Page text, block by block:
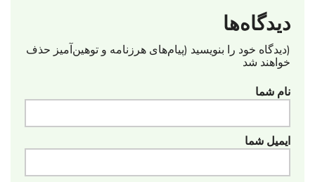
دیدگاه‌ها
(دیدگاه خود را بنویسید (پیام‌های هرزنامه‌ و توهین‌آمیز حذف
خواهند شد
نام شما
ایمیل شما